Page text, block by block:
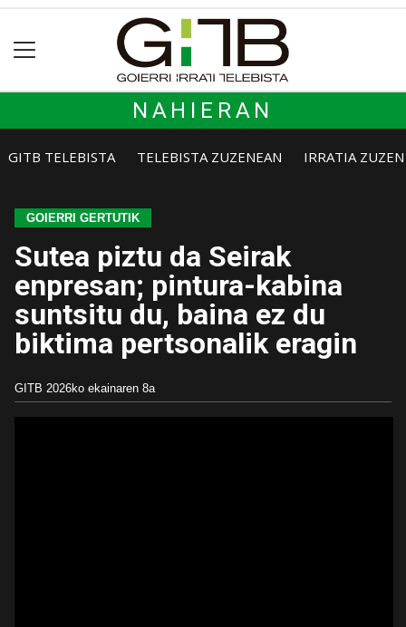
NAHIERAN
GITB TELEBISTA TELEBISTA ZUZENEAN IRRATIA
GOIERRI GERTUTIK
Sutea piztu da Seirak
enpresan; pintura-kabina
suntsitu du, baina ez du
biktima pertsonalik eragin
GITB 2026ko ekainaren 8a